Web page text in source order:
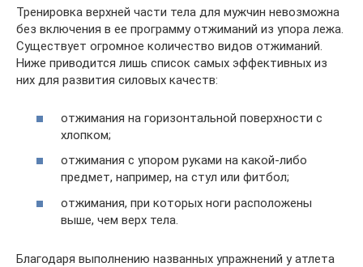
Тренировка верхней части тела для мужчин невозможна
без включения в ее программу отжиманий из упора лежа.
Существует огромное количество видов отжиманий.
Ниже приводится лишь список самых эффективных из
них для развития силовых качеств:
отжимания на горизонтальной поверхности с
хлопком;
отжимания с упором руками на какой-либо
предмет, например, на стул или фитбол;
отжимания, при которых ноги расположены
выше, чем верх тела.
Благодаря выполнению названных упражнений у атлета